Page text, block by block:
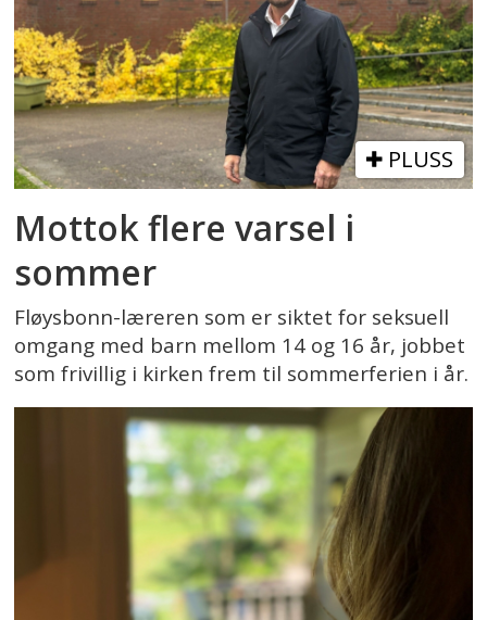
PLUSS
Mottok flere varsel i
sommer
Fløysbonn-læreren som er siktet for seksuell
omgang med barn mellom 14 og 16 år, jobbet
som frivillig i kirken frem til sommerferien i år.